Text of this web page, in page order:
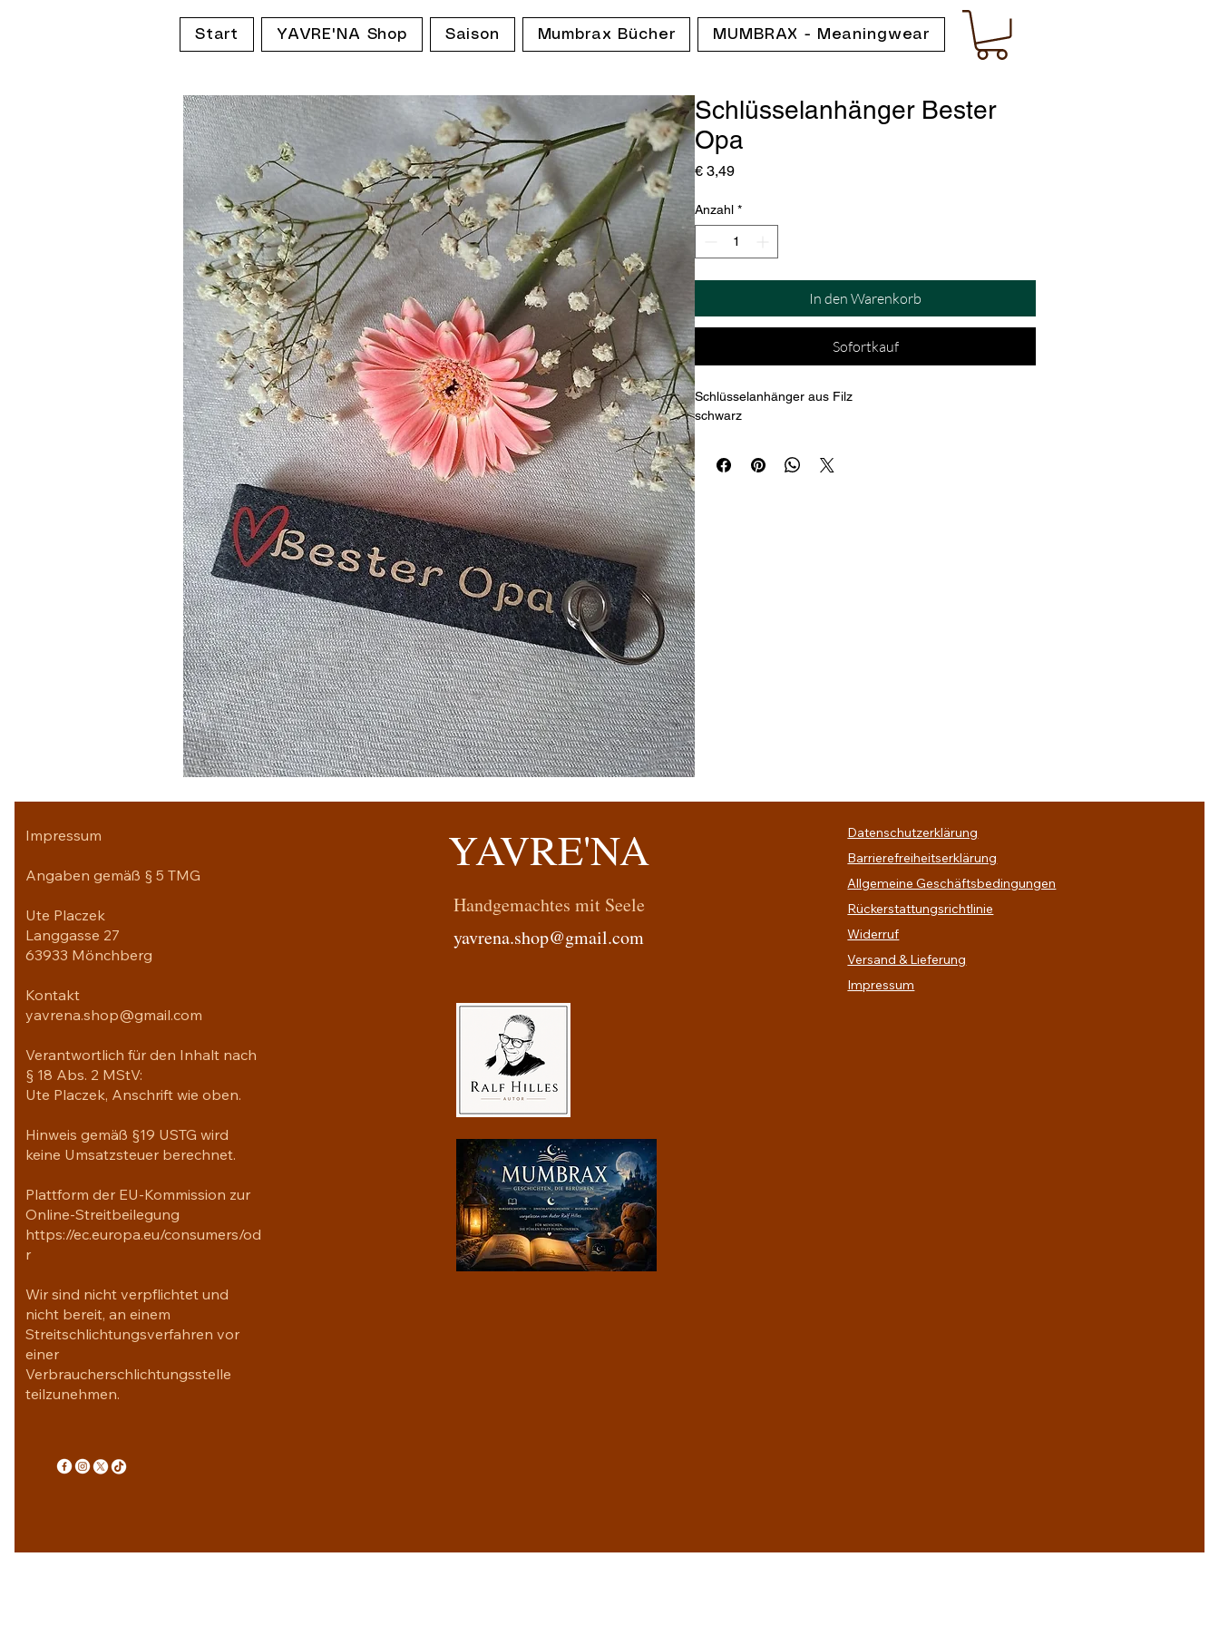
Start YAVRE'NA Shop Saison Mumbrax Bücher MUMBRAX - Meaningwear
Schlüsselanhänger Bester
Opa
€ 3,49Preis
Anzahl *
In den Warenkorb
Sofortkauf
Schlüsselanhänger aus Filz
schwarz
Impressum
Angaben gemäß § 5 TMG
Ute Placzek
Langgasse 27
63933 Mönchberg
Kontakt
yavrena.shop@gmail.com
Verantwortlich für den Inhalt nach
§ 18 Abs. 2 MStV:
Ute Placzek, Anschrift wie oben.
Hinweis gemäß §19 USTG wird
keine Umsatzsteuer berechnet.
Plattform der EU-Kommission zur
Online-Streitbeilegung
https://ec.europa.eu/consumers/od
r
Wir sind nicht verpflichtet und
nicht bereit, an einem
Streitschlichtungsverfahren vor
einer
Verbraucherschlichtungsstelle
teilzunehmen.
YAVRE'NA
Handgemachtes mit Seele
yavrena.shop@gmail.com
Datenschutzerklärung
Barrierefreiheitserklärung
Allgemeine Geschäftsbedingungen
Rückerstattungsrichtlinie
Widerruf
Versand & Lieferung
Impressum